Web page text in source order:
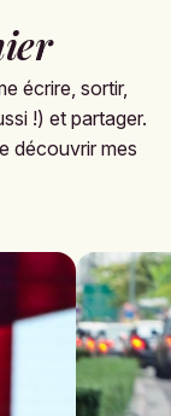
écrire, sortir,
!) et partager.
découvrir mes